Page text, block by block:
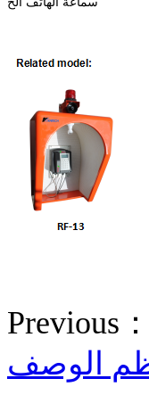
Previous：
الوصف